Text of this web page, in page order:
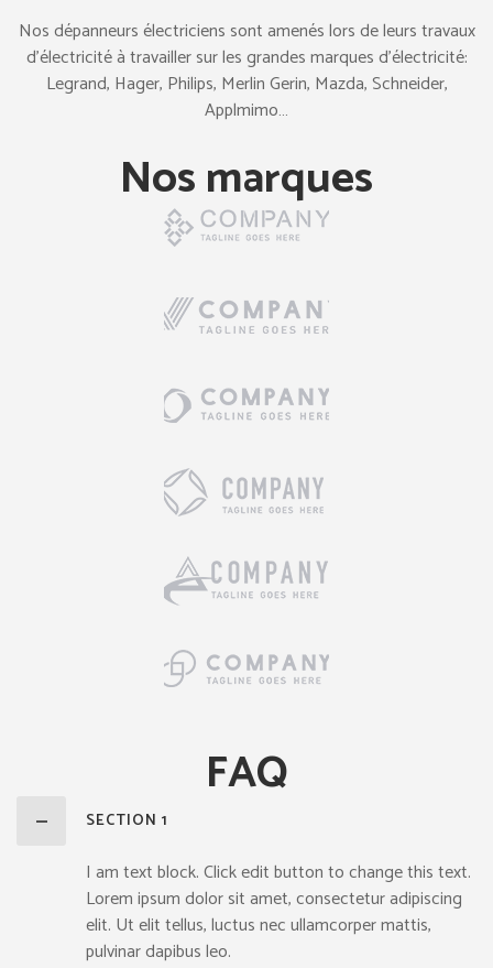
Nos dépanneurs électriciens sont amenés lors de leurs travaux
d’électricité à travailler sur les grandes marques d’électricité:
Legrand, Hager, Philips, Merlin Gerin, Mazda, Schneider,
Applmimo…
Nos marques
FAQ
SECTION 1
I am text block. Click edit button to change this text.
Lorem ipsum dolor sit amet, consectetur adipiscing
elit. Ut elit tellus, luctus nec ullamcorper mattis,
pulvinar dapibus leo.